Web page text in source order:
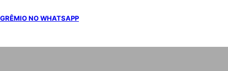
GRÊMIO NO WHATSAPP